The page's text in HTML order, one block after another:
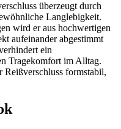
überzeugt durch
Langlebigkeit.
wird er aus hochwertigen
aufeinander abgestimmt
ein
Tragekomfort im Alltag.
Reißverschluss formstabil,